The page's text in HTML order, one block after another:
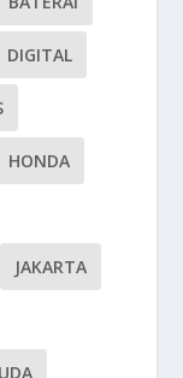
DIGITAL
HONDA
JAKARTA